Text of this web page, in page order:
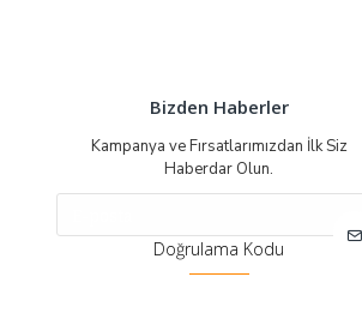
Bizden Haberler
Kampanya ve Fırsatlarımızdan İlk Siz
Haberdar Olun.
Doğrulama Kodu